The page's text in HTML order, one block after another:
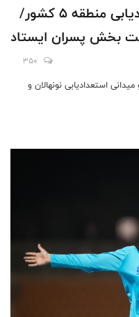
مسابقات دو و میدانی استعدادیابی منطقه 5 کشور/
بخش پسران ایستاد
350
استعدادیابی نونهالان و